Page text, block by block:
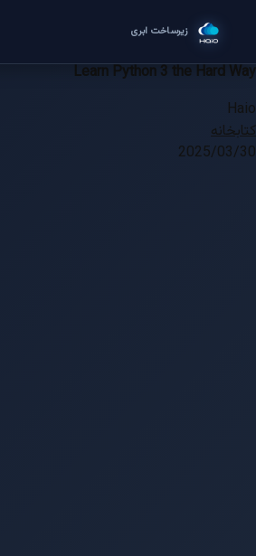
زیرساخت ابری
Learn Python 3 the Hard Way
Haio
کتابخانه
2025/03/30